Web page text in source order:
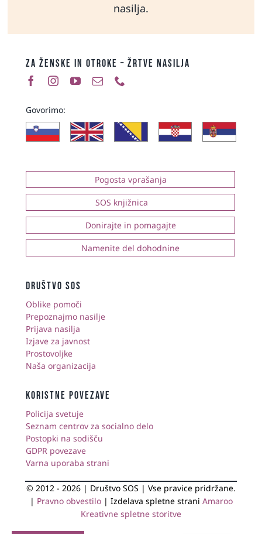
nasilja.
ZA ŽENSKE IN OTROKE – ŽRTVE NASILJA
Govorimo:
Pogosta vprašanja
SOS knjižnica
Donirajte in pomagajte
Namenite del dohodnine
društvo sos
Oblike pomoči
Prepoznajmo nasilje
Prijava nasilja
Izjave za javnost
Prostovoljke
Naša organizacija
KORISTNE POVEZAVE
Policija svetuje
Seznam centrov za socialno delo
Postopki na sodišču
GDPR povezave
Varna uporaba strani
© 2012 - 2026 | Društvo SOS | Vse pravice pridržane.
| Pravno obvestilo| Izdelava spletne strani Amaroo
Kreativne spletne storitve